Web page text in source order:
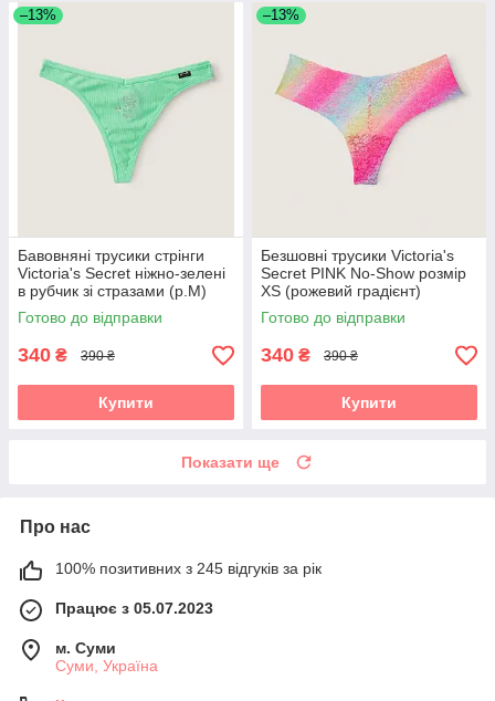
–13%
Бавовняні трусики стрінги
Victoria's Secret ніжно-зелені
в рубчик зі стразами (р.М)
Готово до відправки
340 ₴ 390 ₴
Купити
–13%
Безшовні трусики Victoria's
Secret PINK No-Show розмір
XS (рожевий градієнт)
Готово до відправки
340 ₴ 390 ₴
Купити
Показати ще
Про нас
100% позитивних з 245 відгуків за рік
Працює з 05.07.2023
м. Суми
Суми, Україна